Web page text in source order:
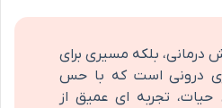
درمانی، بلکه مسیری برای
درونی است که با حس
حیات، تجربه ای عمیق از